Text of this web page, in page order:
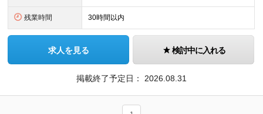
残業時間 30時間以内
求人を見る 検討中に入れる
掲載終了予定日： 2026.08.31